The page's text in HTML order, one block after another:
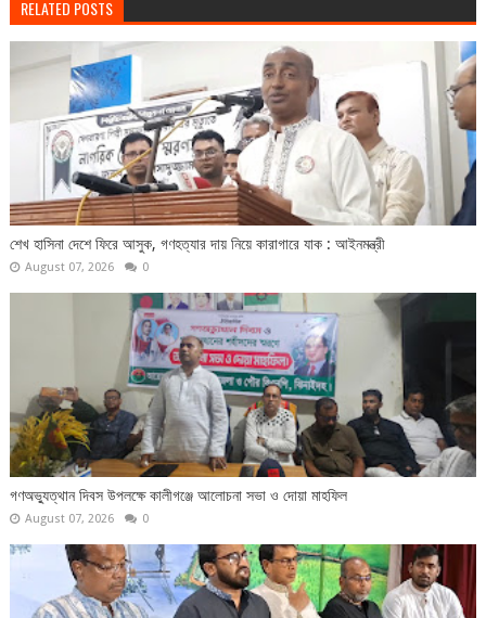
RELATED POSTS
শেখ হাসিনা দেশে ফিরে আসুক, গণহত্যার দায় নিয়ে কারাগারে যাক : আইনমন্ত্রী
August 07, 2026 0
গণঅভ্যুত্থান দিবস উপলক্ষে কালীগঞ্জে আলোচনা সভা ও দোয়া মাহফিল
August 07, 2026 0